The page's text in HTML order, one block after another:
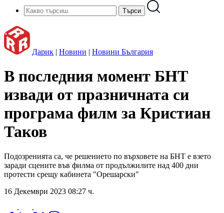
Дарик | Новини | Новини България
В последния момент БНТ
извади от празничната си
програма филм за Кристиан
Таков
Подозренията са, че решението по върховете на БНТ е взето
заради сцените във филма от продължилите над 400 дни
протести срещу кабинета "Орешарски"
16 Декември 2023 08:27 ч.